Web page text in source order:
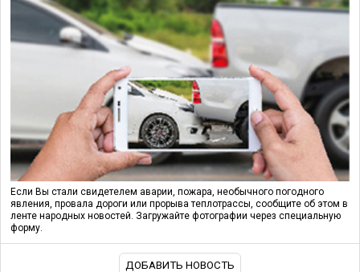
Если Вы стали свидетелем аварии, пожара, необычного погодного
явления, провала дороги или прорыва теплотрассы, сообщите об этом в
ленте народных новостей. Загружайте фотографии через специальную
форму.
ДОБАВИТЬ НОВОСТЬ